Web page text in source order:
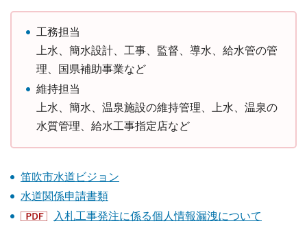
工務担当
上水、簡水設計、工事、監督、導水、給水管の管
理、国県補助事業など
維持担当
上水、簡水、温泉施設の維持管理、上水、温泉の
水質管理、給水工事指定店など
笛吹市水道ビジョン
水道関係申請書類
入札工事発注に係る個人情報漏洩について